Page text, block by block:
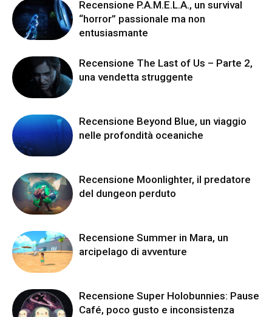
Recensione P.A.M.E.L.A., un survival
“horror” passionale ma non
entusiasmante
Recensione The Last of Us – Parte 2,
una vendetta struggente
Recensione Beyond Blue, un viaggio
nelle profondità oceaniche
Recensione Moonlighter, il predatore
del dungeon perduto
Recensione Summer in Mara, un
arcipelago di avventure
Recensione Super Holobunnies: Pause
Café, poco gusto e inconsistenza